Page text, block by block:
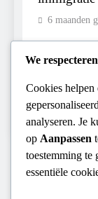
Digital
We
Cookies helpen
analyseren. Je
op Aanpassen
toestemming te
essentiële